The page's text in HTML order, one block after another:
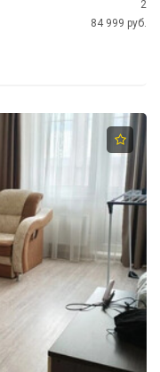
2
84 999 руб.